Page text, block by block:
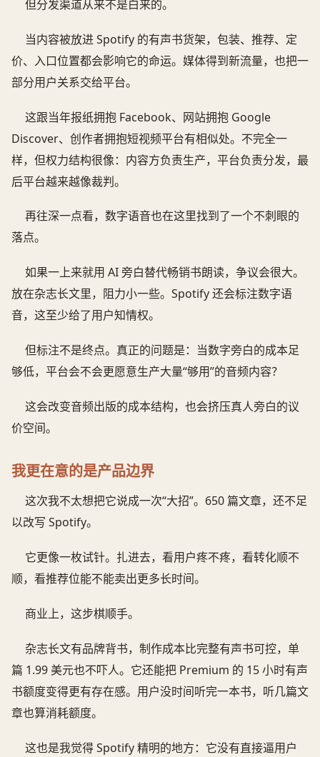
但分发渠道从来不是白来的。
当内容被放进 Spotify 的有声书货架，包装、推荐、定
价、入口位置都会影响它的命运。媒体得到新流量，也把一
部分用户关系交给平台。
这跟当年报纸拥抱 Facebook、网站拥抱 Google
Discover、创作者拥抱短视频平台有相似处。不完全一
样，但权力结构很像：内容方负责生产，平台负责分发，最
后平台越来越像裁判。
再往深一点看，数字语音也在这里找到了一个不刺眼的
落点。
如果一上来就用 AI 旁白替代畅销书朗读，争议会很大。
放在杂志长文里，阻力小一些。Spotify 还会标注数字语
音，这至少给了用户知情权。
但标注不是终点。真正的问题是：当数字旁白的成本足
够低，平台会不会更愿意生产大量“够用”的音频内容？
这会改变音频出版的成本结构，也会挤压真人旁白的议
价空间。
我更在意的是产品边界
这次我不太想把它说成一次“大招”。650 篇文章，还不足
以改写 Spotify。
它更像一枚试针。扎进去，看用户疼不疼，看转化顺不
顺，看推荐位能不能卖出更多长时间。
商业上，这步棋顺手。
杂志长文有品牌背书，制作成本比完整有声书可控，单
篇 1.99 美元也不吓人。它还能把 Premium 的 15 小时有声
书额度变得更有存在感。用户没时间听完一本书，听几篇文
章也算消耗额度。
这也是我觉得 Spotify 精明的地方：它没有直接逼用户